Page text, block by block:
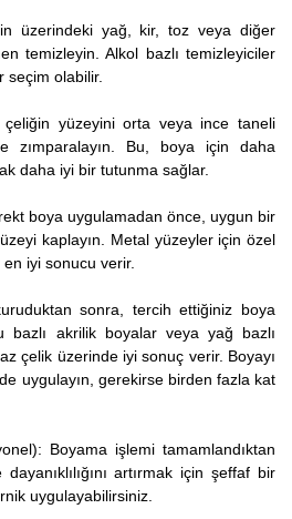
üzerindeki yağ, kir, toz veya diğer
temizleyin. Alkol bazlı temizleyiciler
seçim olabilir.
çeliğin yüzeyini orta veya ince taneli
zımparalayın. Bu, boya için daha
daha iyi bir tutunma sağlar.
boya uygulamadan önce, uygun bir
kaplayın. Metal yüzeyler için özel
iyi sonucu verir.
sonra, tercih ettiğiniz boya
bazlı akrilik boyalar veya yağ bazlı
çelik üzerinde iyi sonuç verir. Boyayı
uygulayın, gerekirse birden fazla kat
Boyama işlemi tamamlandıktan
artırmak için şeffaf bir
uygulayabilirsiniz.